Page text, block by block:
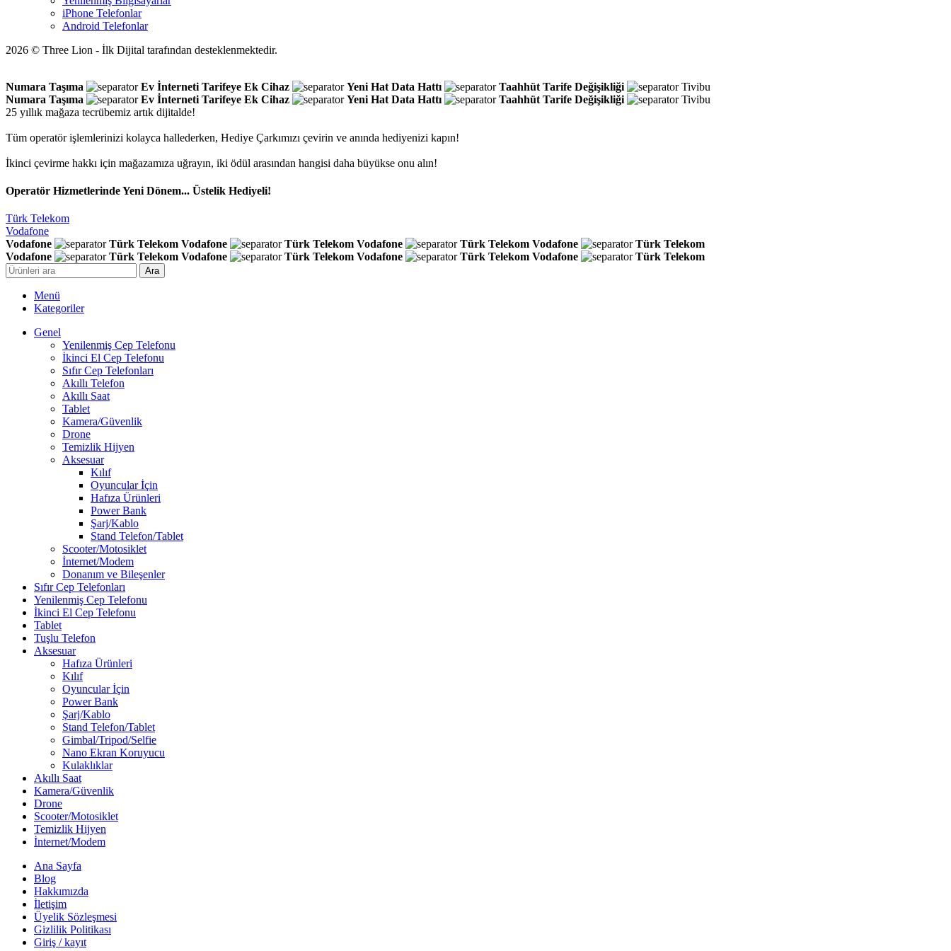
iPhone Telefonlar
Android Telefonlar
2026 © Three Lion - İlk Dijital tarafından desteklenmektedir.
Numara Taşıma Ev İnterneti Tarifeye Ek Cihaz Yeni Hat Data Hattı Taahhüt Tarife Değişikliği
Tivibu
Numara Taşıma
Ev İnterneti Tarifeye Ek Cihaz Yeni Hat Data Hattı Taahhüt Tarife Değişikliği
Tivibu
25 yıllık mağaza tecrübemiz artık dijitalde!
Tüm operatör işlemlerinizi kolayca hallederken, Hediye Çarkımızı çevirin ve anında hediyenizi kapın!
İkinci çevirme hakkı için mağazamıza uğrayın, iki ödül arasından hangisi daha büyükse onu alın!
Operatör Hizmetlerinde Yeni Dönem... Üstelik Hediyeli!
Türk Telekom
Vodafone
Vodafone
Türk Telekom Vodafone Türk Telekom Vodafone Türk Telekom Vodafone
Türk Telekom
Vodafone
Türk Telekom Vodafone Türk Telekom Vodafone Türk Telekom Vodafone Türk Telekom
Ara
Menü
Kategoriler
Genel
Yenilenmiş Cep Telefonu
İkinci El Cep Telefonu
Sıfır Cep Telefonları
Akıllı Telefon
Akıllı Saat
Tablet
Kamera/Güvenlik
Drone
Temizlik Hijyen
Aksesuar
Kılıf
Oyuncular İçin
Hafıza Ürünleri
Power Bank
Şarj/Kablo
Stand Telefon/Tablet
Scooter/Motosiklet
İnternet/Modem
Donanım ve Bileşenler
Sıfır Cep Telefonları
Yenilenmiş Cep Telefonu
İkinci El Cep Telefonu
Tablet
Tuşlu Telefon
Aksesuar
Hafıza Ürünleri
Kılıf
Oyuncular İçin
Power Bank
Şarj/Kablo
Stand Telefon/Tablet
Gimbal/Tripod/Selfie
Nano Ekran Koruyucu
Kulaklıklar
Akıllı Saat
Kamera/Güvenlik
Drone
Scooter/Motosiklet
Temizlik Hijyen
İnternet/Modem
Ana Sayfa
Blog
Hakkımızda
İletişim
Üyelik Sözleşmesi
Gizlilik Politikası
Giriş / kayıt